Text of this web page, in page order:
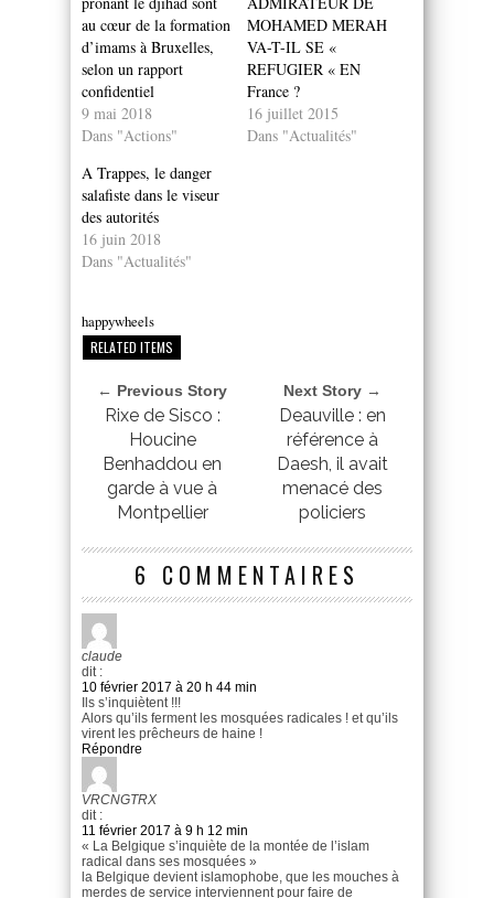
au cœur de la formation
d’imams à Bruxelles,
selon un rapport
confidentiel
9 mai 2018
Dans "Actions"
MOHAMED MERAH
VA-T-IL SE «
REFUGIER « EN
France ?
16 juillet 2015
Dans "Actualités"
A Trappes, le danger
salafiste dans le viseur
des autorités
16 juin 2018
Dans "Actualités"
happywheels
RELATED ITEMS
← Previous Story
Rixe de Sisco :
Houcine
Benhaddou en
garde à vue à
Montpellier
Next Story →
Deauville : en
référence à
Daesh, il avait
menacé des
policiers
6 COMMENTAIRES
claude
dit :
10 février 2017 à 20 h 44 min
Ils s’inquiètent !!!
Alors qu’ils ferment les mosquées radicales ! et qu’ils
virent les prêcheurs de haine !
Répondre
VRCNGTRX
dit :
11 février 2017 à 9 h 12 min
« La Belgique s’inquiète de la montée de l’islam
radical dans ses mosquées »
la Belgique devient islamophobe, que les mouches à
merdes de service interviennent pour faire de